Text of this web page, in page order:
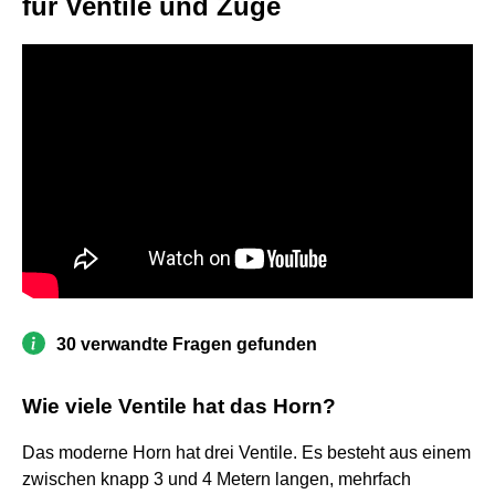
für Ventile und Züge
30 verwandte Fragen gefunden
Wie viele Ventile hat das Horn?
Das moderne Horn hat drei Ventile. Es besteht aus einem
zwischen knapp 3 und 4 Metern langen, mehrfach